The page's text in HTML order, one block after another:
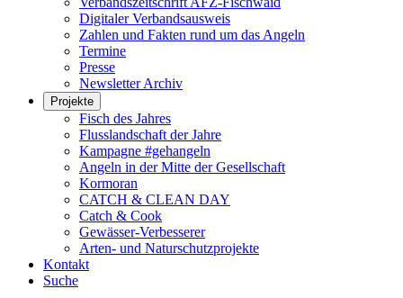
Digitaler Verbandsausweis
Zahlen und Fakten rund um das Angeln
Termine
Presse
Newsletter Archiv
Projekte
Fisch des Jahres
Flusslandschaft der Jahre
Kampagne #gehangeln
Angeln in der Mitte der Gesellschaft
Kormoran
CATCH & CLEAN DAY
Catch & Cook
Gewässer-Verbesserer
Arten- und Naturschutzprojekte
Kontakt
Suche